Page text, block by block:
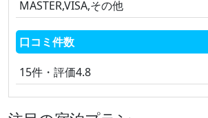
MASTER,VISA,その他
口コミ件数
15件・評価4.8